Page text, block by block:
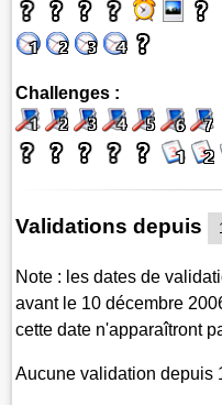
Challenges :
Validations depuis
Note : les dates de
avant le 10 décembre
cette date n'apparaîtront
Aucune validation depuis